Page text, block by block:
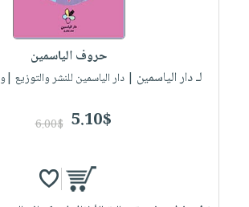
حروف الياسمين
لـ دار الياسمين | دار الياسمين للنشر
5.10$
6.00$